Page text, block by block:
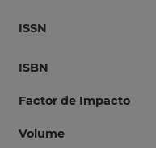
ISSN
ISBN
Factor de Impacto
Volume